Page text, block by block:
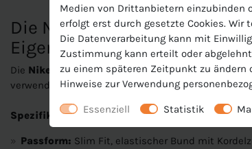
Die Nike Dri-FIT Park 26
Eigenschaften:
Die Nike Dri-FIT Park 26 Short für Kinderist eine
verwendet werden kann. Ideal, um ein Team
Spezifikationen:
Passform: Slim Fit, elastischer Bund mit
Medien von Drittanbietern einzubinden
erfolgt erst durch gesetzte Cookies.
Die Datenverarbeitung kann mit
Zustimmung kann erteilt oder
zu einem späteren Zeitpunkt zu ändern
Hinweise zur Verwendung
Essenziell Statistik